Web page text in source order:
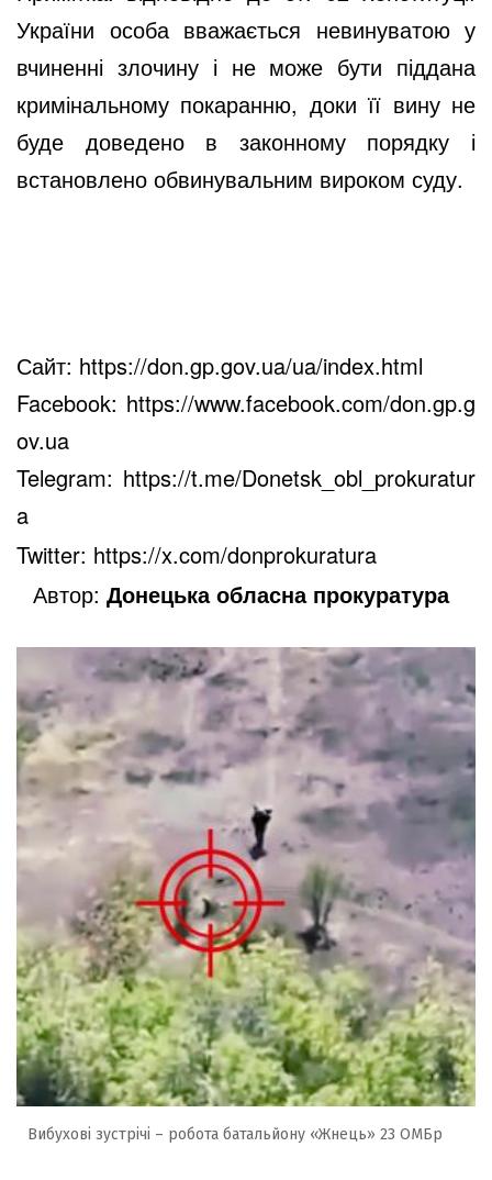
України особа вважається невинуватою у
вчиненні злочину і не може бути піддана
кримінальному покаранню, доки її вину не
буде доведено в законному порядку і
встановлено обвинувальним вироком суду.
Сайт: https://don.gp.gov.ua/ua/index.html
Facebook: https://www.facebook.com/don.gp.g
ov.ua
Telegram: https://t.me/Donetsk_obl_prokuratur
a
Twitter: https://x.com/donprokuratura
Автор: Донецька обласна прокуратура
Вибухові зустрічі – робота батальйону «Жнець» 23 ОМБр